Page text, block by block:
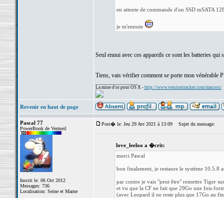
en attente de commande d'un SSD mSATA
je m'ennuie
Seul ennui avec ces appareils ce sont les batteries
Tiens, vais vérifier comment se porte mon vénérable
La mine d'or pour OS X - http://www.versiontracker.com/macosx/
Revenir en haut de page
Pascal 77
PowerBook de Vermeil
Inscrit le: 06 Oct 2012
Messages: 736
Localisation: Seine et Marne
Post� le: Jeu 29 Avr 2021 à 13:09 Sujet du message:
love_leeloo a �crit:
merci Pascal
bon finalement, je restaure le système 10.5.8
par contre je vais "peut être" remettre Tiger
et vu que la CF ne fait que 29Go une fois
(avec Leopard il ne reste plus que 17Go au